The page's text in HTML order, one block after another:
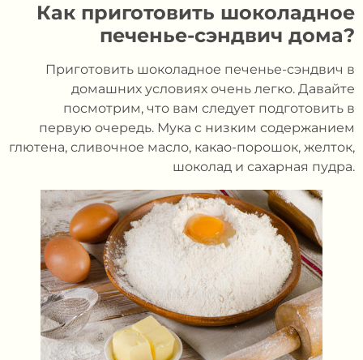
Как приготовить шоколадное
печенье-сэндвич дома?
Приготовить шоколадное печенье-сэндвич в
домашних условиях очень легко. Давайте
посмотрим, что вам следует подготовить в
первую очередь. Мука с низким содержанием
глютена, сливочное масло, какао-порошок, желток,
шоколад и сахарная пудра.